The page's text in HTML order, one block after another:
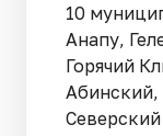
10
Анапу,
Горячий